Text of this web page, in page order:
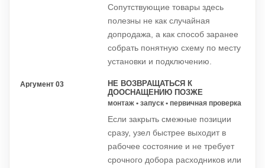
Сопутствующие товары здесь
полезны не как случайная
допродажа, а как способ заранее
собрать понятную схему по месту
установки и подключению.
Аргумент 03
НЕ ВОЗВРАЩАТЬСЯ К
ДООСНАЩЕНИЮ ПОЗЖЕ
монтаж • запуск • первичная проверка
Если закрыть смежные позиции
сразу, узел быстрее выходит в
рабочее состояние и не требует
срочного добора расходников или